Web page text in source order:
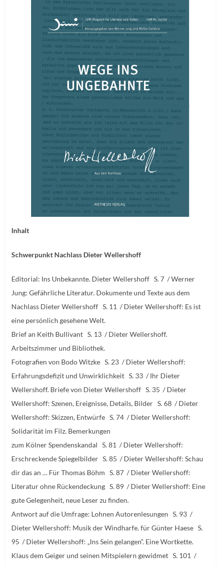
Inhalt
Schwerpunkt Nachlass Dieter Wellershoff
Editorial: Ins Unbekannte. Dieter Wellershoff S. 7 / Werner
Jung: Gefährliche Literatur. Dokumente und Texte aus dem
Nachlass Dieter Wellershoff S. 11 / Dieter Wellershoff: Es ist
eine persönlich gesehene Welt.
Brief an Keith Bullivant S. 13 / Dieter Wellershoff.
Arbeitszimmer und Bibliothek.
Fotografien von Bodo Witzke S. 23 / Dieter Wellershoff:
Erfahrungsdefizit und Unwirklichkeit S. 33 / Ihr Dieter
Wellershoff. Briefe von Dieter Wellershoff S. 35 / Dieter
Wellershoff: Szenen, Ereignisse, Details, Bilder S. 68 / Dieter
Wellershoff: Skizzen, Entwürfe S. 74 / Dieter Wellershoff:
Solidarität im Filz. Bemerkungen
zum Kölner Spendenskandal S. 81 / Dieter Wellershoff:
Erschreckende Spiegelbilder S. 85 / Dieter Wellershoff: Schau
dir das an … Für Thomas Böhm S. 87 / Dieter Wellershoff:
Literatur ohne Rückendeckung S. 89 / Dieter Wellershoff: Eine
gute Gelegenheit, neue Leser zu finden.
Antwort auf die Umfrage: Lohnen Autorenlesungen S. 93 /
Dieter Wellershoff: Musik der Windharfe. für Günter Haese S.
95 / Dieter Wellershoff: „Ins Sein gelangen“. Eine Wortkette.
Klaus dem Geiger und seinen Mitspielern gewidmet S. 101 /